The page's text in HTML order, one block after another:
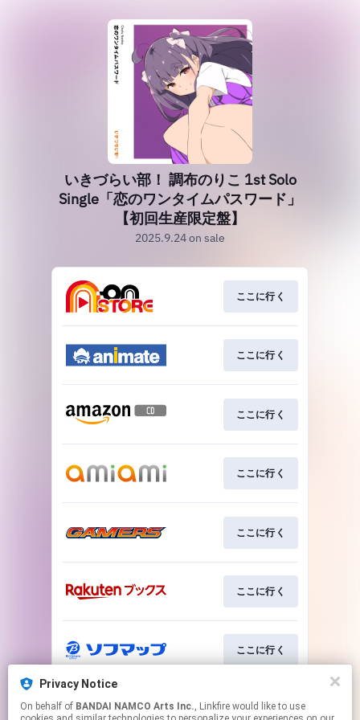
Privacy Notice
On behalf of BANDAI NAMCO Arts Inc., Linkfire would like to use
いきづらい部！ 調布のりこ 1st Solo
Single「恋のワンタイムパスワード」
【初回生産限定盤】
2025.9.24 on sale
ここに行く
ここに行く
ここに行く
ここに行く
ここに行く
ここに行く
ここに行く
ここに行く